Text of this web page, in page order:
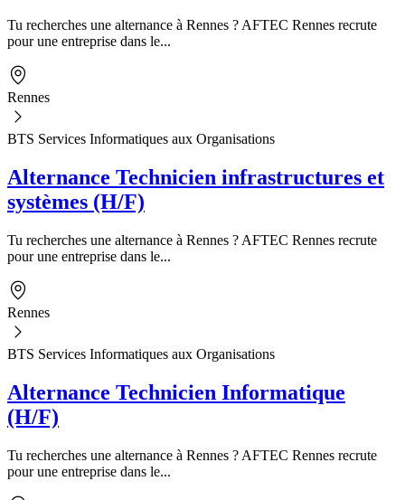
Tu recherches une alternance à Rennes ? AFTEC Rennes recrute
pour une entreprise dans le...
Rennes
BTS Services Informatiques aux Organisations
Alternance Technicien infrastructures et
systèmes (H/F)
Tu recherches une alternance à Rennes ? AFTEC Rennes recrute
pour une entreprise dans le...
Rennes
BTS Services Informatiques aux Organisations
Alternance Technicien Informatique
(H/F)
Tu recherches une alternance à Rennes ? AFTEC Rennes recrute
pour une entreprise dans le...